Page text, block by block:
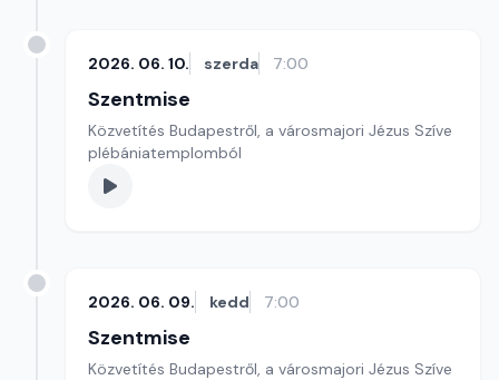
2026. 06. 10. szerda 7:00
Szentmise
Közvetítés Budapestről, a városmajori Jézus Szíve
plébániatemplomból
2026. 06. 09. kedd 7:00
Szentmise
Közvetítés Budapestről, a városmajori Jézus Szíve